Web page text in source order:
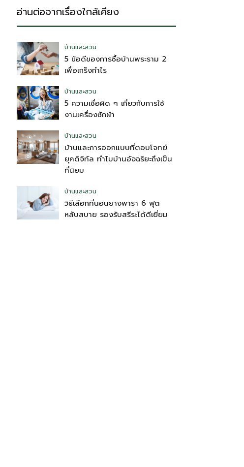
อ่านต่อจากเรื่องใกล้เคียง
บ้านและสวน
5 ข้อดีของการซื้อบ้านพระราม 2
เพื่อเกร็งกำไร
บ้านและสวน
5 ความเชื่อผิด ๆ เกี่ยวกับการใช้
งานเครื่องซักผ้า
บ้านและสวน
บ้านและการออกแบบที่ตอบโจทย์
ยุคดิจิทัล ทำไมบ้านอัจฉริยะถึงเป็น
ที่นิยม
บ้านและสวน
วิธีเลือกที่นอนยางพารา 6 ฟุต
หลับสบาย รองรับสรีระได้ดีเยี่ยม